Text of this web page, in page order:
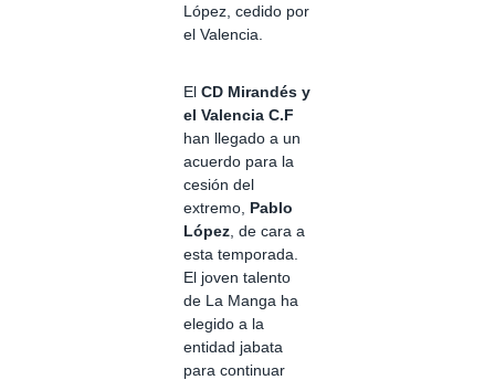
López, cedido por
el Valencia.
El CD Mirandés y
el Valencia C.F
han llegado a un
acuerdo para la
cesión del
extremo, Pablo
López , de cara a
esta temporada.
El joven talento
de La Manga ha
elegido a la
entidad jabata
para continuar